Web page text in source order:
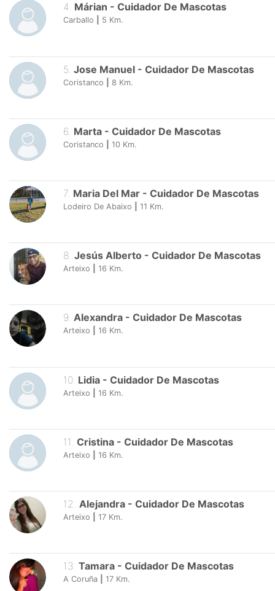
4. Márian - Cuidador De Mascotas
Carballo 5 Km.
5 Jose Manuel - Cuidador De Mascotas
Coristanco 8 Km.
6 Marta - Cuidador De Mascotas
Coristanco 10 Km.
7. Maria Del Mar - Cuidador De Mascotas
Lodeiro De Abaixo 11 Km.
8. Jesús Alberto - Cuidador De Mascotas
Arteixo 16 Km.
9. Alexandra - Cuidador De Mascotas
Arteixo 16 Km.
10. Lidia - Cuidador De Mascotas
Arteixo 16 Km.
11 Cristina - Cuidador De Mascotas
Arteixo 16 Km.
12 Alejandra - Cuidador De Mascotas
Arteixo 17 Km.
13. Tamara - Cuidador De Mascotas
A Coruña 17 Km.